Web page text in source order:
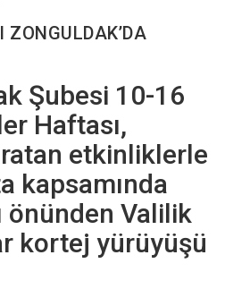
ZONGULDAK’DA
Şubesi 10-16
Haftası,
etkinliklerle
kapsamında
önünden Valilik
kortej yürüyüşü